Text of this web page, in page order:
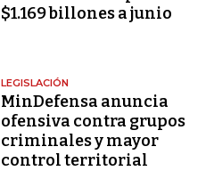
$1.169 billones a junio
LEGISLACIÓN
MinDefensa anuncia
ofensiva contra grupos
criminales y mayor
control territorial